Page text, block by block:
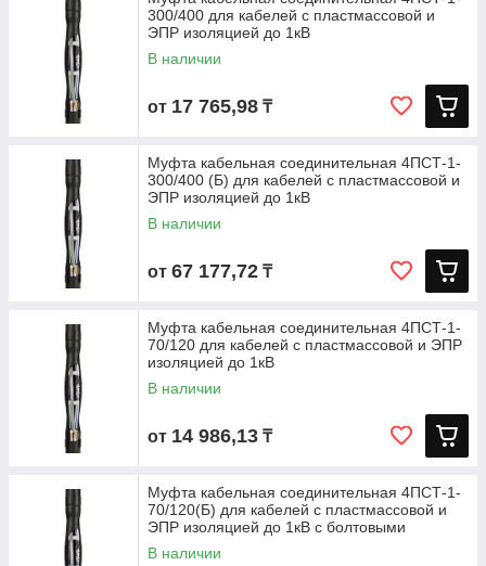
300/400 для кабелей с пластмассовой и
ЭПР изоляцией до 1кВ
В наличии
от 17 765,98 ₸
Муфта кабельная соединительная 4ПСТ-1-
300/400 (Б) для кабелей с пластмассовой и
ЭПР изоляцией до 1кВ
В наличии
от 67 177,72 ₸
Муфта кабельная соединительная 4ПСТ-1-
70/120 для кабелей с пластмассовой и ЭПР
изоляцией до 1кВ
В наличии
от 14 986,13 ₸
Муфта кабельная соединительная 4ПСТ-1-
70/120(Б) для кабелей с пластмассовой и
ЭПР изоляцией до 1кВ с болтовыми
В наличии